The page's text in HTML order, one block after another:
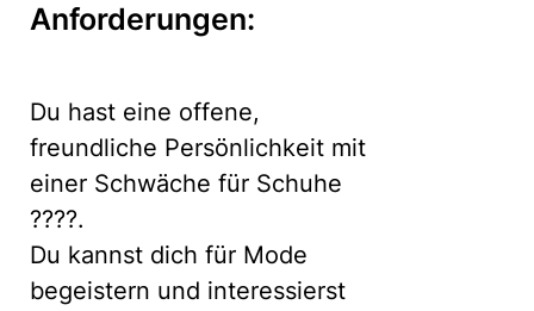
Anforderungen:
Du hast eine offene,
freundliche Persönlichkeit mit
einer Schwäche für Schuhe
????.
Du kannst dich für Mode
begeistern und interessierst